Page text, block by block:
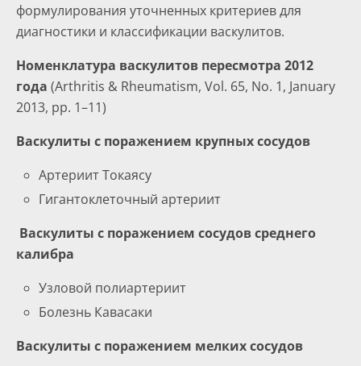
формулирования уточненных критериев для
диагностики и классификации васкулитов.
Номенклатура васкулитов пересмотра 2012
года (Arthritis & Rheumatism, Vol. 65, No. 1, January
2013, pp. 1–11)
Васкулиты с поражением крупных сосудов
Артериит Токаясу
Гигантоклеточный артериит
Васкулиты с поражением сосудов среднего
калибра
Узловой полиартериит
Болезнь Кавасаки
Васкулиты с поражением мелких сосудов